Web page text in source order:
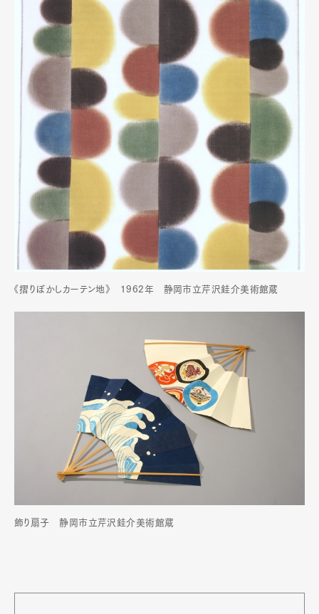
《摺りぼかしカーテン地》 1962年 静岡市立芹沢銈介美術館蔵
飾り扇子 静岡市立芹沢銈介美術館蔵